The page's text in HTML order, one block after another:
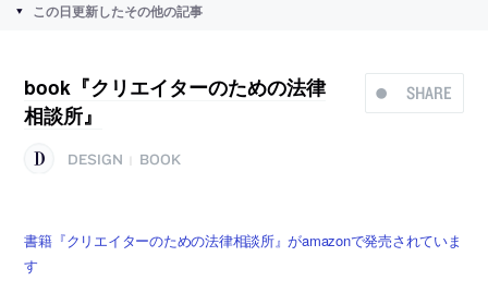
この日更新したその他の記事
SHARE
book『クリエイターのための法律
相談所』
DESIGN BOOK
書籍『クリエイターのための法律相談所』がamazonで発売されていま
す